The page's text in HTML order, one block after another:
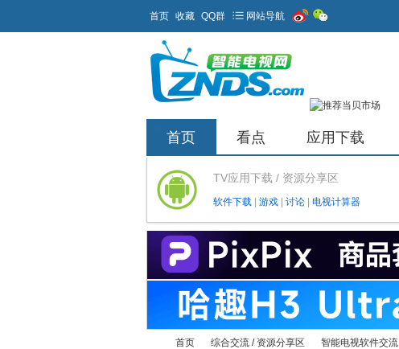
首页 收藏 QQ群 网站导航
首页 看点 应用下载
TV应用下载 / 资源分享区
软件下载 游戏 讨论 电视计算器
首页 综合交流 / 资源分享区 智能电视软件交流